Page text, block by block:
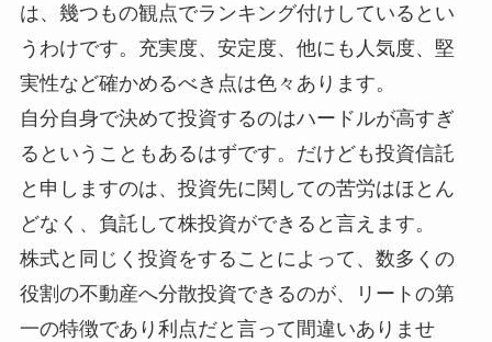
は、幾つもの観点でランキング付けしているとい
うわけです。充実度、安定度、他にも人気度、堅
実性など確かめるべき点は色々あります。
自分自身で決めて投資するのはハードルが高すぎ
るということもあるはずです。だけども投資信託
と申しますのは、投資先に関しての苦労はほとん
どなく、負託して株投資ができると言えます。
株式と同じく投資をすることによって、数多くの
役割の不動産へ分散投資できるのが、リートの第
一の特徴であり利点だと言って間違いありませ